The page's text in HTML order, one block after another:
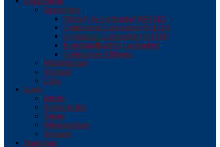
Sportstätten
Oberschule Lachendorf (601142)
Grundschule Lachendorf (601143)
Gymnasium Lachendorf (601144)
Beachhandballfeld Lachendorf
Grundschule Eldingen
Mitgliedschaft
Vorstand
Links
Login
Interna
Schiedsrichter
Trainer
Spielausschuss
Vorstand
Impressum